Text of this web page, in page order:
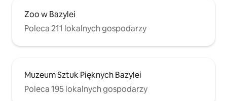
Zoo w Bazylei
Poleca 211 lokalnych gospodarzy
Muzeum Sztuk Pięknych Bazylei
Poleca 195 lokalnych gospodarzy